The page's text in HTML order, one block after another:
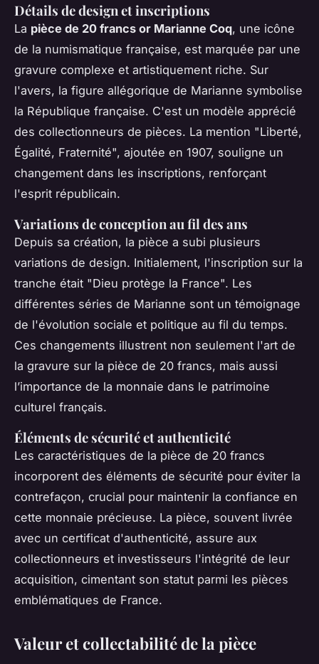
Détails de design et inscriptions
La pièce de 20 francs or Marianne Coq, une icône
de la numismatique française, est marquée par une
gravure complexe et artistiquement riche. Sur
l'avers, la figure allégorique de Marianne symbolise
la République française. C'est un modèle apprécié
des collectionneurs de pièces. La mention "Liberté,
Égalité, Fraternité", ajoutée en 1907, souligne un
changement dans les inscriptions, renforçant
l'esprit républicain.
Variations de conception au fil des ans
Depuis sa création, la pièce a subi plusieurs
variations de design. Initialement, l'inscription sur la
tranche était "Dieu protège la France". Les
différentes séries de Marianne sont un témoignage
de l'évolution sociale et politique au fil du temps.
Ces changements illustrent non seulement l'art de
la gravure sur la pièce de 20 francs, mais aussi
l’importance de la monnaie dans le patrimoine
culturel français.
Éléments de sécurité et authenticité
Les caractéristiques de la pièce de 20 francs
incorporent des éléments de sécurité pour éviter la
contrefaçon, crucial pour maintenir la confiance en
cette monnaie précieuse. La pièce, souvent livrée
avec un certificat d'authenticité, assure aux
collectionneurs et investisseurs l'intégrité de leur
acquisition, cimentant son statut parmi les pièces
emblématiques de France.
Valeur et collectabilité de la pièce